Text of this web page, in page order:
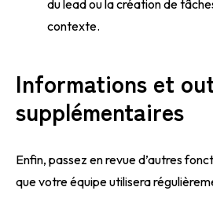
du lead ou la création de
contexte.
Informations et
supplémentaires
Enfin, passez en revue d’autres
que votre équipe utilisera